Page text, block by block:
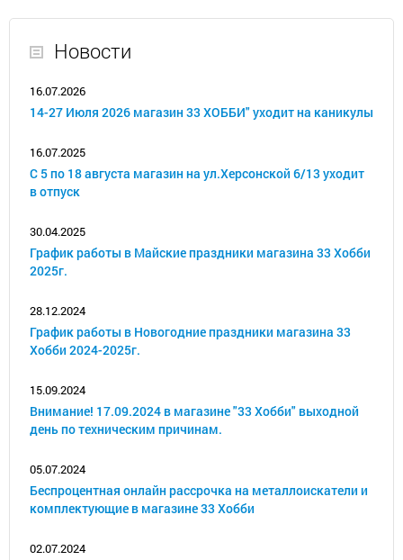
Новости
16.07.2026
14-27 Июля 2026 магазин 33 ХОББИ" уходит на каникулы
16.07.2025
С 5 по 18 августа магазин на ул.Херсонской 6/13 уходит
в отпуск
30.04.2025
График работы в Майские праздники магазина 33 Хобби
2025г.
28.12.2024
График работы в Новогодние праздники магазина 33
Хобби 2024-2025г.
15.09.2024
Внимание! 17.09.2024 в магазине "33 Хобби" выходной
день по техническим причинам.
05.07.2024
Беспроцентная онлайн рассрочка на металлоискатели и
комплектующие в магазине 33 Хобби
02.07.2024